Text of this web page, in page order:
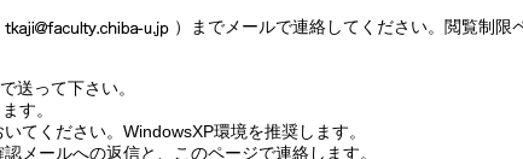
）までメールで連絡してください。閲覧制限
送って下さい。
す。
てください。WindowsXP環境を推奨します。
メールへの返信と、このページで連絡します。